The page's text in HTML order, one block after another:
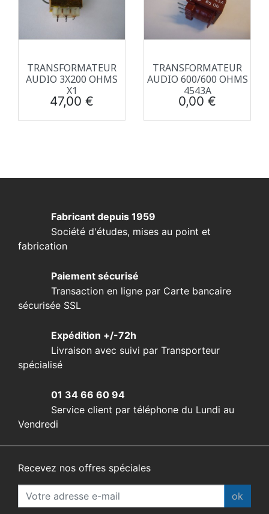
TRANSFORMATEUR
AUDIO 3X200 OHMS
X1
Prix
47,00 €
TRANSFORMATEUR
AUDIO 600/600 OHMS
4543A
Prix
0,00 €
Fabricant depuis 1959
Société d'études, mises au point et
fabrication
Paiement sécurisé
Transaction en ligne par Carte bancaire
sécurisée SSL
Expédition +/-72h
Livraison avec suivi par Transporteur
spécialisé
01 34 66 60 94
Service client par téléphone du Lundi au
Vendredi
Recevez nos offres spéciales
ok